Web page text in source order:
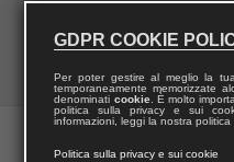
GDPR COOKIE
Per poter gestire al meglio la
temporaneamente memorizzate
denominati cookie. È molto
politica sulla privacy e sui
informazioni, leggi la nostra politica
Politica sulla privacy e sui cookie